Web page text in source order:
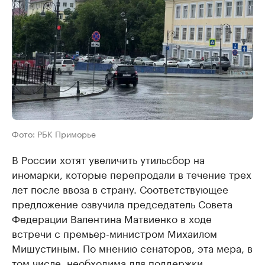
Фото: РБК Приморье
В России хотят увеличить утильсбор на
иномарки, которые перепродали в течение трех
лет после ввоза в страну. Соответствующее
предложение озвучила председатель Совета
Федерации Валентина Матвиенко в ходе
встречи с премьер-министром Михаилом
Мишустиным. По мнению сенаторов, эта мера, в